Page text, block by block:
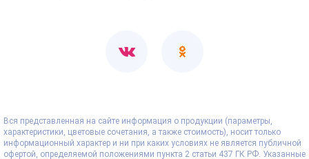
Вся представленная на сайте информация о продукции (параметры,
характеристики, цветовые сочетания, а также стоимость), носит только
информационный характер и ни при каких условиях не является публичной
офертой, определяемой положениями пункта 2 статьи 437 ГК РФ. Указанные